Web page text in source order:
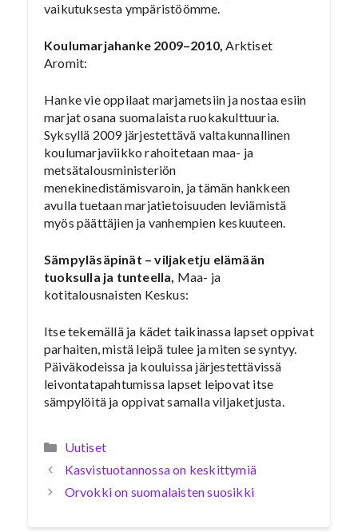
vaikutuksesta ympäristöömme.
Koulumarjahanke 2009–2010,Arktiset
Aromit:
Hanke vie oppilaat marjametsiin ja nostaa esiin
marjat osana suomalaista ruokakulttuuria.
Syksyllä 2009 järjestettävä valtakunnallinen
koulumarjaviikko rahoitetaan maa- ja
metsätalousministeriön
menekinedistämisvaroin, ja tämän hankkeen
avulla tuetaan marjatietoisuuden leviämistä
myös päättäjien ja vanhempien keskuuteen.
Sämpyläsäpinät – viljaketju elämään
tuoksulla ja tunteella, Maa- ja
kotitalousnaisten Keskus:
Itse tekemällä ja kädet taikinassa lapset oppivat
parhaiten, mistä leipä tulee ja miten se syntyy.
Päiväkodeissa ja kouluissa järjestettävissä
leivontatapahtumissa lapset leipovat itse
sämpylöitä ja oppivat samalla viljaketjusta.
Kategoriat
Uutiset
Kasvistuotannossa on keskittymiä
Orvokki on suomalaisten suosikki